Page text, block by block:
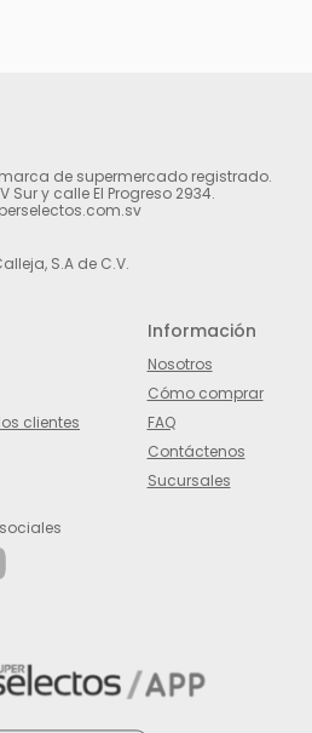
de supermercado registrado.
Sur y calle El Progreso 2934.
S.A de C.V.
clientes
Información
Nosotros
Cómo comprar
FAQ
Contáctenos
Sucursales